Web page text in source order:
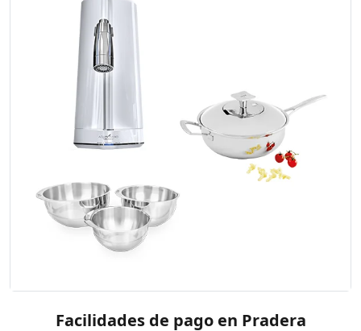
Facilidades de pago en Pradera